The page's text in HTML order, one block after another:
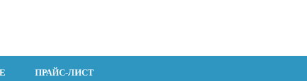
ПРАЙС-ЛИСТ